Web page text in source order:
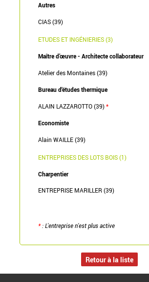
Autres
CIAS (39)
ETUDES ET INGÉNIERIES (3)
Maître d’œuvre - Architecte collaborateur
Atelier des Montaines (39)
Bureau d'études thermique
ALAIN LAZZAROTTO (39)*
Economiste
Alain WAILLE (39)
ENTREPRISES DES LOTS BOIS (1)
Charpentier
ENTREPRISE MARILLER (39)
*: L'entreprise n'est plus active
Retour à la liste